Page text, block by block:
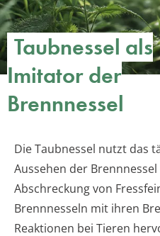
Taubnessel als
Imitator der
Brennnessel
Die Taubnessel nutzt das
Aussehen der
Abschreckung von
Brennnesseln mit ihren
Reaktionen bei Tieren